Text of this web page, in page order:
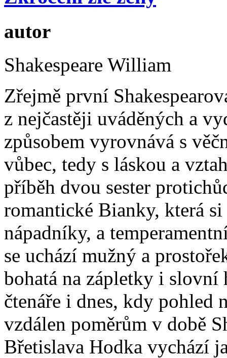
autor
Shakespeare William
Zřejmě první
z nejčastěji uváděných a
způsobem vyrovnává s
vůbec, tedy s láskou a
příběh dvou sester
romantické Bianky, která
nápadníky, a
se uchází mužný a
bohatá na zápletky i slovní
čtenáře i dnes, kdy pohled
vzdálen poměrům v době
Břetislava Hodka vychází